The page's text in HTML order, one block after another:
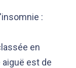
et de
des
:
en
est de